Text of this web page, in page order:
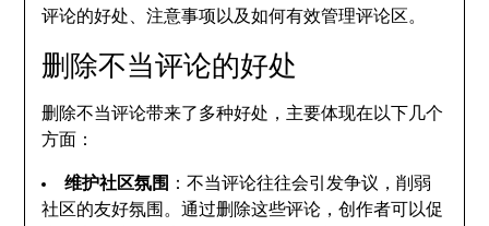
评论的好处、注意事项以及如何有效管理评论区。
删除不当评论的好处
删除不当评论带来了多种好处，主要体现在以下几个
方面：
维护社区氛围
：不当评论往往会引发争议，削弱
社区的友好氛围。通过删除这些评论，创作者可以促